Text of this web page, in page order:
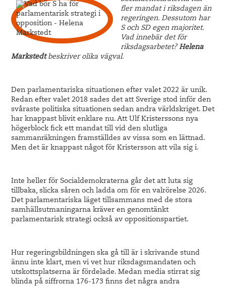
fler mandat i riksdagen än
regeringen. Dessutom har
S och SD egen majoritet.
Vad innebär det för
riksdagsarbetet? Helena
Markstedtbeskriver olika vägval.
Den parlamentariska situationen efter valet 2022 är unik.
Redan efter valet 2018 sades det att Sverige stod inför den
svåraste politiska situationen sedan andra världskriget. Det
har knappast blivit enklare nu. Att Ulf Kristerssons nya
högerblock fick ett mandat till vid den slutliga
sammanräkningen framställdes av vissa som en lättnad.
Men det är knappast något för Kristersson att vila sig i.
Inte heller för Socialdemokraterna går det att luta sig
tillbaka, slicka såren och ladda om för en valrörelse 2026.
Det parlamentariska läget tillsammans med de stora
samhällsutmaningarna kräver en genomtänkt
parlamentarisk strategi också av oppositionspartiet.
Hur regeringsbildningen ska gå till är i skrivande stund
ännu inte klart, men vi vet hur riksdagsmandaten och
utskottsplatserna är fördelade. Medan media stirrat sig
blinda på siffrorna 176-173 finns det några andra